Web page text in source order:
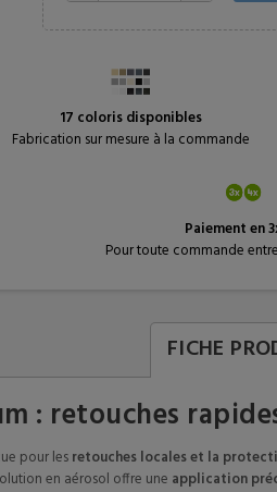
17 coloris disponibles
Fabrication sur mesure à la commande
Paiement en
Pour toute commande
FICHE
: retouches
pour lesretouches locales et la
en aérosol offre une application